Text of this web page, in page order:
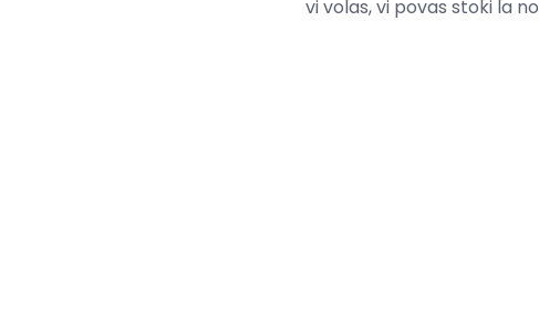
vi volas, vi povas stoki la